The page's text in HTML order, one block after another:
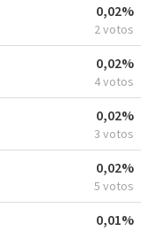
0,02%
2 votos
0,02%
4 votos
0,02%
3 votos
0,02%
5 votos
0,01%